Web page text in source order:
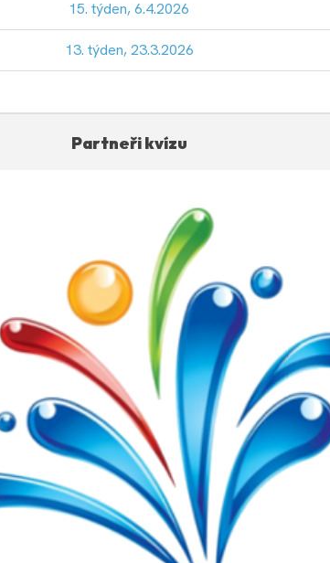
15. týden, 6.4.2026
13. týden, 23.3.2026
Partneři kvízu